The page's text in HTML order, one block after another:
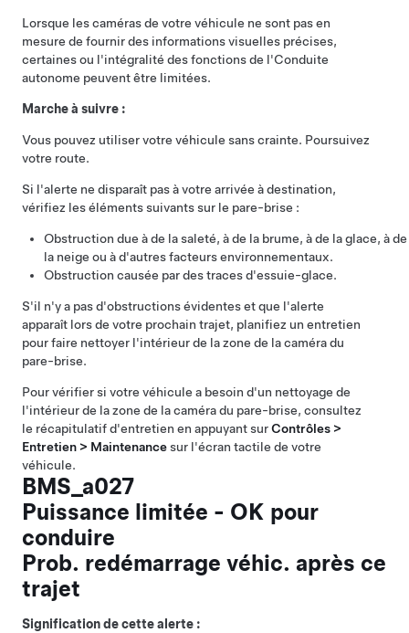
Lorsque les caméras de votre véhicule ne sont pas en
mesure de fournir des informations visuelles précises,
certaines ou l'intégralité des fonctions de l'Conduite
autonome peuvent être limitées.
Marche à suivre :
Vous pouvez utiliser votre véhicule sans crainte. Poursuivez
votre route.
Si l'alerte ne disparaît pas à votre arrivée à destination,
vérifiez les éléments suivants sur le pare-brise :
Obstruction due à de la saleté, à de la brume, à de la glace, à de
la neige ou à d'autres facteurs environnementaux.
Obstruction causée par des traces d'essuie-glace.
S'il n'y a pas d'obstructions évidentes et que l'alerte
apparaît lors de votre prochain trajet, planifiez un entretien
pour faire nettoyer l'intérieur de la zone de la caméra du
pare-brise.
Pour vérifier si votre véhicule a besoin d'un nettoyage de
l'intérieur de la zone de la caméra du pare-brise, consultez
le récapitulatif d'entretien en appuyant surContrôles >
Entretien > Maintenancesur l'écran tactile de votre
véhicule.
BMS_a027
Puissance limitée - OK pour
conduire
Prob. redémarrage véhic. après ce
trajet
Signification de cette alerte :